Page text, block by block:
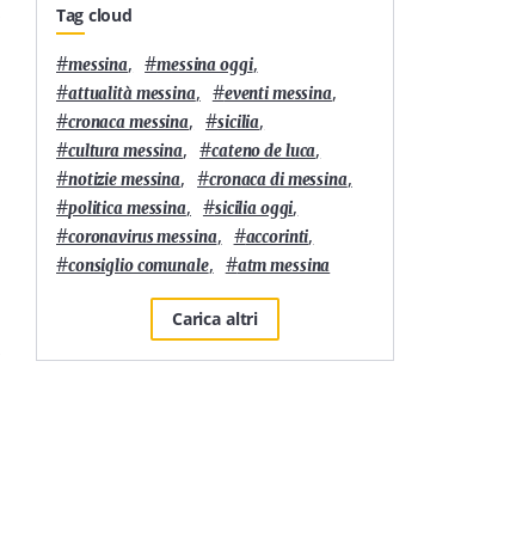
Tag cloud
#messina, #messina oggi,
#attualità messina, #eventi messina,
#cronaca messina, #sicilia,
#cultura messina, #cateno de luca,
#notizie messina, #cronaca di messina,
#politica messina, #sicilia oggi,
#coronavirus messina, #accorinti,
#consiglio comunale, #atm messina
Carica altri